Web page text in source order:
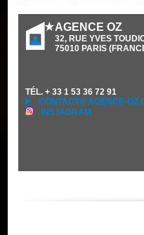
AGENCE OZ
32, RUE YVES
75010 PARIS (
TÉL.+ 33 1 53 36 72 91
CONTACT@AGENCE-
INSTAGRAM